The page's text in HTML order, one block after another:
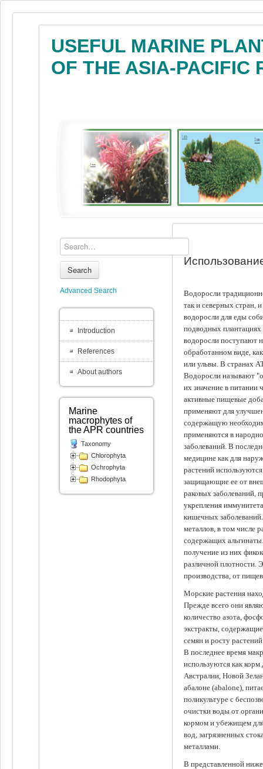
USEFUL MARINE
OF THE ASIA-PACIFIC
Водоросли
так и северных стран,
водоросли для еды
подводных
водоросли поступают
обработанном виде,
или ульвы. В странах
Водоросли называют
их значение в питании
активные пищевые
применяют для
содержащую
применяются в
заболеваний. В
медицине как для
растений
защищающие ее от
раковых заболеваний,
укрепления
кишечных
металлов, в том числе
содержащих
получение из них
различной плотности.
производства, от
Морские растения
Прежде всего они
количество азота,
экстракты,
семян и росту
В последнее время
используются как
Австралии, Новой
абалоне (abalone),
поликультуре с
очистки воды от
кормом и убежищем
вод, загрязненных
металлами.
В представленной
Search
Advanced Search
Introduction
References
About authors
Marine
macrophytes of
the APR countries
Taxonomy
Chlorophyta
Ochrophyta
Rhodophyta